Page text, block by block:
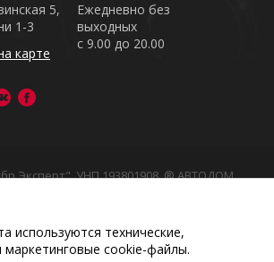
Ежедневно без
выходных
с 9.00 до 20.00
5,
1-3
карте
Эксперт", УНП 193801908. ® АВТОДОМ
внимание на то, что данный интернет-
информационный характер
либо копирование материалов
используются технические,
маркетинговые сооkіе-файлы.